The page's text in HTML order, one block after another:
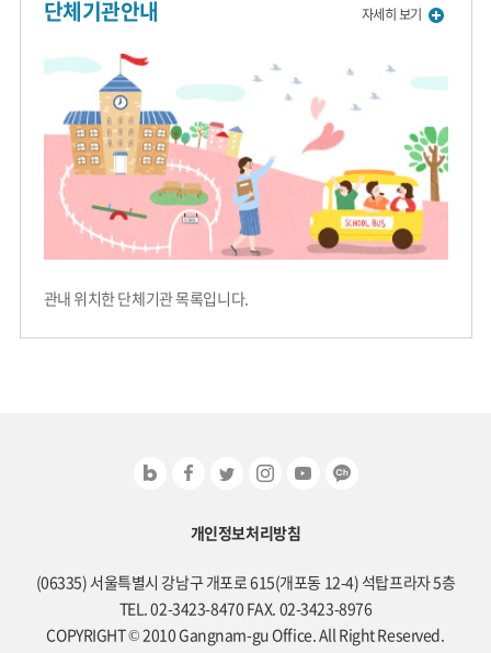
단체기관안내
관내 위치한 단체기관 목록입니다.
자세히 보기
개인정보처리방침
(06335) 서울특별시 강남구 개포로 615(개포동 12-4) 석탑프라자 5층
TEL. 02-3423-8470 FAX. 02-3423-8976
COPYRIGHT © 2010 Gangnam-gu Office. All Right Reserved.